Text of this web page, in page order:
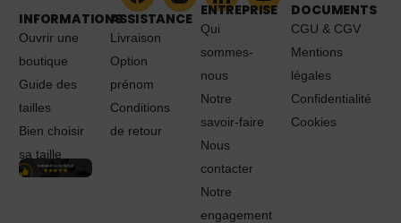
INFORMATIONS
Ouvrir une
boutique
Guide des
tailles
Bien choisir
sa taille
ASSISTANCE
Livraison
Option
prénom
Conditions
de retour
ENTREPRISE
Qui
sommes-
nous
Notre
savoir-faire
Nous
contacter
Notre
engagement
DOCUMENTS
CGU & CGV
Mentions
légales
Confidentialité
Cookies